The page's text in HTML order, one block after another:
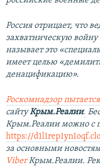
Россия отрицает, что
захватническую
называет это
имеет целью
денацификацию».
Роскомнадзор
сайтуКрым.Реалии.
Крым.Реалии можно с
https://
за основными
ViberКрым.Реалии.